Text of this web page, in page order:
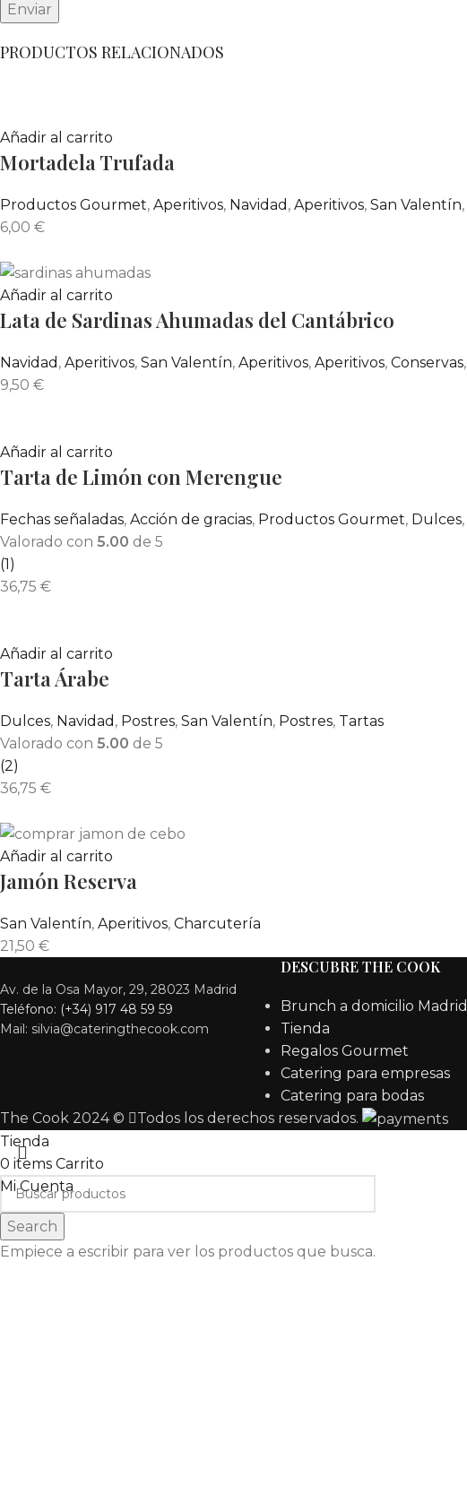
PRODUCTOS RELACIONADOS
Añadir al carrito
Mortadela Trufada
Productos Gourmet, Aperitivos, Navidad , Aperitivos, San Valentín,
6,00 €
Añadir al carrito
Lata de Sardinas Ahumadas del Cantábrico
Navidad , Aperitivos, San Valentín, Aperitivos, Aperitivos, Conservas,
9,50 €
Añadir al carrito
Tarta de Limón con Merengue
Fechas señaladas, Acción de gracias, Productos Gourmet, Dulces,
Valorado con 5.00 de 5
(1)
36,75 €
Añadir al carrito
Tarta Árabe
Dulces, Navidad , Postres, San Valentín, Postres, Tartas
Valorado con 5.00 de 5
(2)
36,75 €
Añadir al carrito
Jamón Reserva
San Valentín, Aperitivos, Charcutería
21,50 €
Av. de la Osa Mayor, 29, 28023 Madrid
Teléfono: (+34) 917 48 59 59
Mail: silvia@cateringthecook.com
DESCUBRE THE COOK
Brunch a domicilio Madrid
Tienda
Regalos Gourmet
Catering para empresas
Catering para bodas
The Cook 2024 © Todos los derechos reservados.
Search
Empiece a escribir para ver los productos que busca.
Tienda
0 items Carrito
Mi Cuenta